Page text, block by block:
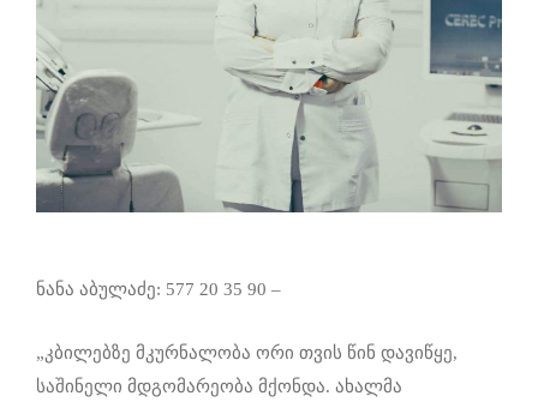
ნანა აბულაძე: 577 20 35 90 –
„კბილებზე მკურნალობა ორი თვის წინ დავიწყე,
საშინელი მდგომარეობა მქონდა. ახალმა